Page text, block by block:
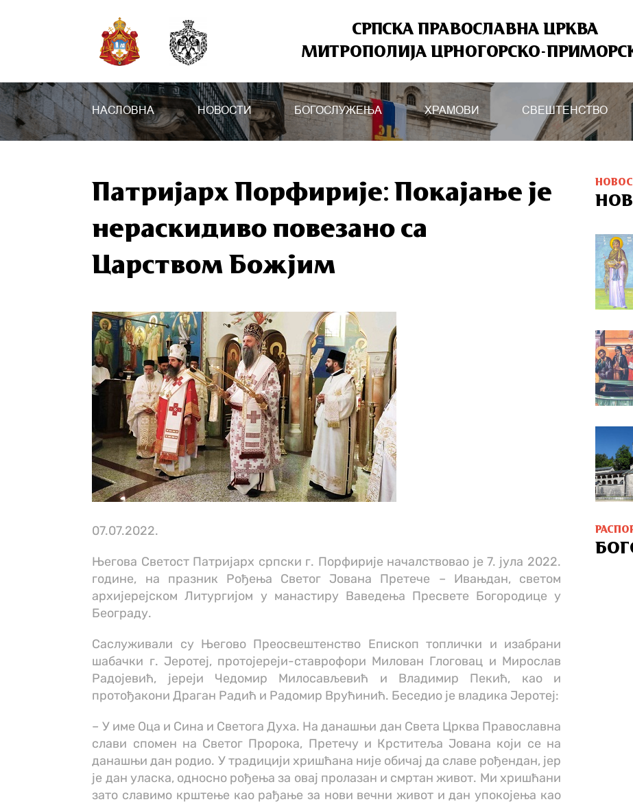
СРПСКА ПРАВОСЛАВНА ЦРКВА
МИТРОПОЛИЈА ЦРНОГОРСКО-
НАСЛОВНА НОВОСТИ БОГОСЛУЖЕЊА ХРАМОВИ СВЕШТЕНСТВО
Патријарх Порфирије: Покајање је
нераскидиво повезано са
Царством Божјим
07.07.2022.
Његова Светoст Патријарх српски г. Порфирије началствовао је 7. јула 2022.
године, на празник Рођења Светог Јована Претече – Ивањдан, светом
архијерејском Литургијом у манастиру Ваведења Пресвете Богородице у
Београду.
Саслуживали су Његово Преосвештенство Епископ топлички и изабрани
шабачки г. Јеротеј, протојереји-ставрофори Милован Глоговац и Мирослав
Радојевић, јереји Чедомир Милосављевић и Владимир Пекић, као и
протођакони Драган Радић и Радомир Врућинић. Беседио је владика Јеротеј:
– У име Оца и Сина и Светога Духа. На данашњи дан Света Црква Православна
слави спомен на Светог Пророка, Претечу и Крститеља Јована који се на
данашњи дан родио. У традицији хришћана није обичај да славе рођендан, јер
је дан уласка, односно рођења за овај пролазан и смртан живот. Ми хришћани
зато славимо крштење као рађање за нови вечни живот и дан упокојења као